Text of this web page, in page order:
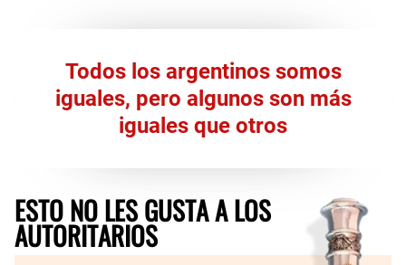
Todos los argentinos somos
iguales, pero algunos son más
iguales que otros
ESTO NO LES GUSTA A LOS
AUTORITARIOS